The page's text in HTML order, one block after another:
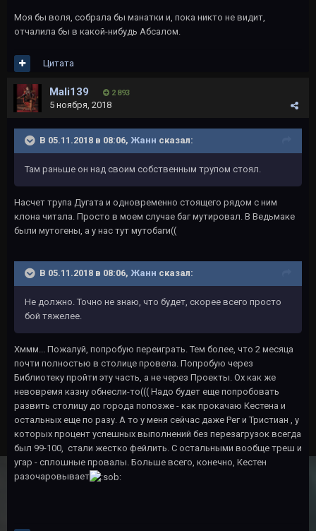
Моя бы воля, собрала бы манатки и, пока никто не видит,
отчалила бы в какой-нибудь Абсалом.
Цитата
Mali139 2 893
5 ноября, 2018
В 05.11.2018 в 08:06, Жанн сказал:
Там раньше он над своим собственным трупом стоял.
Насчет трупа Дугата и одновременно стоящего рядом с ним
клона читала. Просто в моем случае баг мутировал. В Ведьмаке
были мутогены, а у нас тут мутобаги((
В 05.11.2018 в 08:06, Жанн сказал:
Не должно. Точно не знаю, что будет, скорее всего просто
бой тяжелее.
Хммм... Пожалуй, попробую переиграть. Тем более, что 2 месяца
почти полностью в столице провела. Попробую через
Библиотеку пройти эту часть, а не через Проекты. Ох как же
невовремя казну обнесли-то((( Надо будет еще попробовать
развить столицу до города попозже - как прокачаю Кестена и
остальных еще по разу. А то у меня сейчас даже Рег и Тристиан , у
которых процент успешных выполнений без перезагрузок всегда
был 99-100, стали жестко фейлить. С остальными вообще треш и
угар - сплошные провалы. Больше всего, конечно, Кестен
разочаровывает